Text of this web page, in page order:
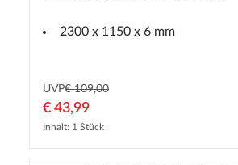
2300 x 1150 x 6 mm
UVP€ 109,00
€ 43,99
Inhalt: 1 Stück